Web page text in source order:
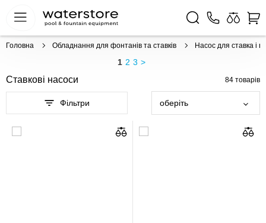
Головна Обладнання для фонтанів та ставків Насос для ставка і
1 2 3 >
Ставкові насоси 84 товарів
Фільтри оберіть